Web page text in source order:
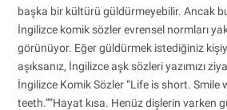
başka bir kültürü güldürmeyebilir. Ancak
İngilizce komik sözler evrensel normları
görünüyor. Eğer güldürmek istediğiniz
aşıksanız, İngilizce aşk sözleri yazımızı
İngilizce Komik Sözler ‘‘Life is short.
teeth.’’”Hayat kısa. Henüz dişlerin varken